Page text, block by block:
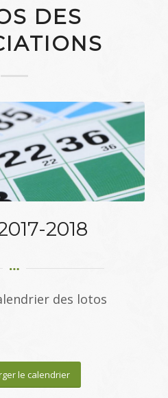
DES
2018
des lotos
le calendrier